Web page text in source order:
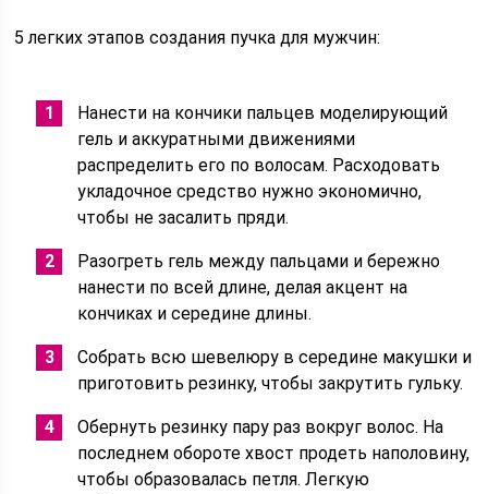
5 легких этапов создания пучка для мужчин:
Нанести на кончики пальцев моделирующий
гель и аккуратными движениями
распределить его по волосам. Расходовать
укладочное средство нужно экономично,
чтобы не засалить пряди.
Разогреть гель между пальцами и бережно
нанести по всей длине, делая акцент на
кончиках и середине длины.
Собрать всю шевелюру в середине макушки и
приготовить резинку, чтобы закрутить гульку.
Обернуть резинку пару раз вокруг волос. На
последнем обороте хвост продеть наполовину,
чтобы образовалась петля. Легкую